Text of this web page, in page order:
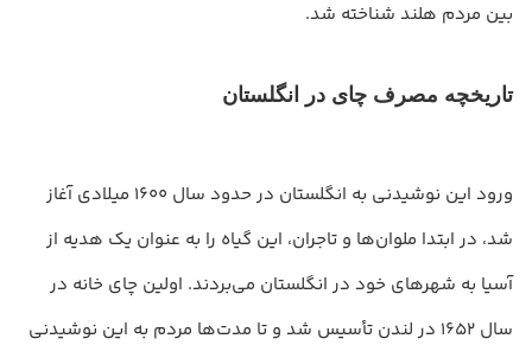
بین مردم هلند شناخته شد.
تاریخچه مصرف چای در انگلستان
ورود این نوشیدنی به انگلستان در حدود سال 1600 میلادی آغاز
شد، در ابتدا ملوان‌ها و تاجران، این گیاه را به عنوان یک هدیه از
آسیا به شهرهای خود در انگلستان می‌بردند. اولین چای خانه در
سال 1652 در لندن تأسیس شد و تا مدت‌ها مردم به این نوشیدنی